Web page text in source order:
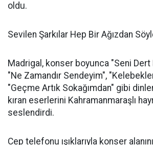
oldu.
Sevilen Şarkılar Hep Bir Ağızdan
Madrigal, konser boyunca "Seni Dert
"Ne Zamandır Sendeyim",
"Geçme Artık Sokağımdan" gibi
kıran eserlerini Kahramanmaraşlı
seslendirdi.
Cep telefonu ışıklarıyla konser